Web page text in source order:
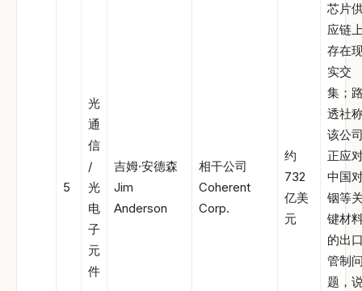
5
光
通
信
/
光
电
子
元
件
吉姆·安德森
Jim
Anderson
相干公司
Coherent
Corp.
约
732
亿美
元
芯片
应链
存在
实交
集；
透社
该公
正应
中国
铟等
键材
的出
管制
题，